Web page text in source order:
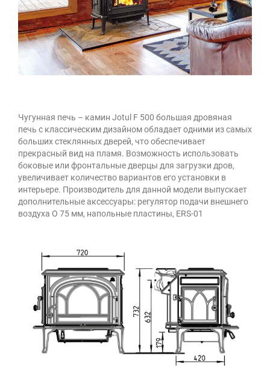
Чугунная печь – камин Jotul F 500 большая дровяная
печь с классическим дизайном обладает одними из самых
больших стеклянных дверей, что обеспечивает
прекрасный вид на пламя. Возможность использовать
боковые или фронтальные дверцы для загрузки дров,
увеличивает количество вариантов его установки в
интерьере. Производитель для данной модели выпускает
дополнительные аксессуары: регулятор подачи внешнего
воздуха O 75 мм, напольные пластины, ERS-01